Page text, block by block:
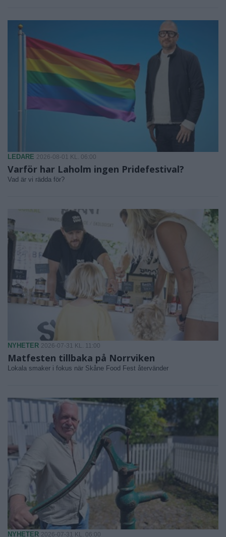
LEDARE 2026-08-01 KL. 06:00
Varför har Laholm ingen Pridefestival?
Vad är vi rädda för?
NYHETER 2026-07-31 KL. 11:00
Matfesten tillbaka på Norrviken
Lokala smaker i fokus när Skåne Food Fest återvänder
NYHETER 2026-07-31 KL. 06:00